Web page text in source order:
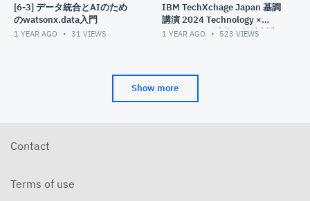
[6-3] データ統合とAIのため
のwatsonx.data入門
1 YEAR AGO 31 VIEWS
IBM TechXchage Japan 基調
講演 2024 Technology ×
Change: AI+時代の価値創造
1 YEAR AGO 523 VIEWS
Show more
Contact
Terms of use